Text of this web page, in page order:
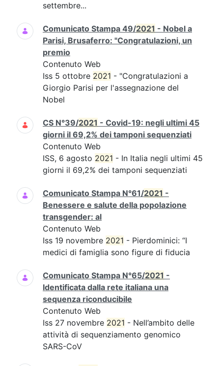
settembre...
Comunicato Stampa 49/2021 - Nobel a
Parisi, Brusaferro: "Congratulazioni, un
premio
Contenuto Web
Iss 5 ottobre 2021 - "Congratulazioni a
Giorgio Parisi per l'assegnazione del
Nobel
CS N°39/2021 - Covid-19: negli ultimi 45
giorni il 69,2% dei tamponi sequenziati
Contenuto Web
ISS, 6 agosto 2021 - In Italia negli ultimi 45
giorni il 69,2% dei tamponi sequenziati
Comunicato Stampa N°61/2021 -
Benessere e salute della popolazione
transgender: al
Contenuto Web
Iss 19 novembre 2021 - Pierdominici: “I
medici di famiglia sono figure di fiducia
Comunicato Stampa N°65/2021 -
Identificata dalla rete italiana una
sequenza riconducibile
Contenuto Web
Iss 27 novembre 2021 - Nell’ambito delle
attività di sequenziamento genomico
SARS-CoV